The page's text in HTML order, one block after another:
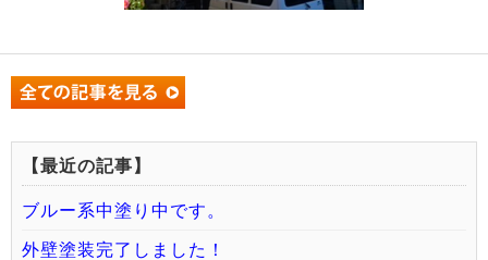
【最近の記事】
ブルー系中塗り中です。
外壁塗装完了しました！